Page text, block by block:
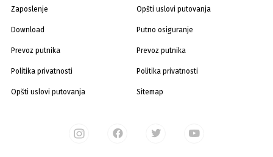
Zaposlenje
Download
Prevoz putnika
Politika privatnosti
Opšti uslovi putovanja
Opšti uslovi putovanja
Putno osiguranje
Prevoz putnika
Politika privatnosti
Sitemap